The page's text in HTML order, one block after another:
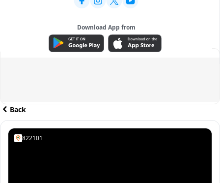
Download App from
ADVERTISEMENT
Back
822101